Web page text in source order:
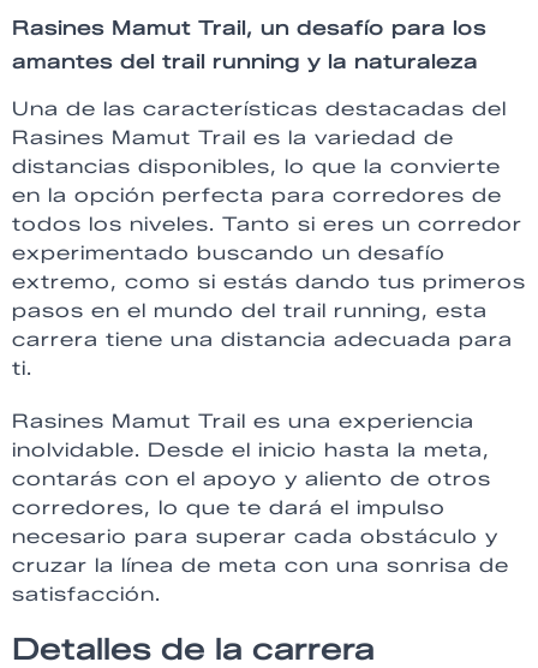
Rasines Mamut Trail, un desafío para los
amantes del trail running y la naturaleza
Una de las características destacadas del
Rasines Mamut Trail es la variedad de
distancias disponibles, lo que la convierte
en la opción perfecta para corredores de
todos los niveles. Tanto si eres un corredor
experimentado buscando un desafío
extremo, como si estás dando tus primeros
pasos en el mundo del trail running, esta
carrera tiene una distancia adecuada para
ti.
Rasines Mamut Trail es una experiencia
inolvidable. Desde el inicio hasta la meta,
contarás con el apoyo y aliento de otros
corredores, lo que te dará el impulso
necesario para superar cada obstáculo y
cruzar la línea de meta con una sonrisa de
satisfacción.
Detalles de la carrera